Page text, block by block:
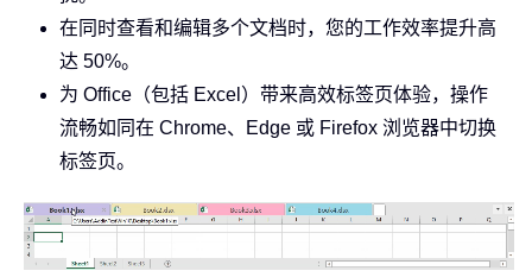
在同时查看和编辑多个文档时，您的工作效率提升高
达 50%。
为 Office（包括 Excel）带来高效标签页体验，操作
流畅如同在 Chrome、Edge 或 Firefox 浏览器中切换
标签页。